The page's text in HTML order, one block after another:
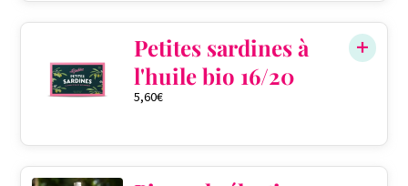
Petites sardines à
l'huile bio 16/20
5,60€